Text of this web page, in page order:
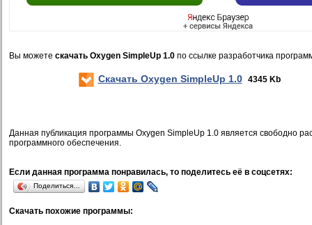
Вы можете скачать Oxygen SimpleUp 1.0 по ссылке разработчика
Скачать Oxygen SimpleUp 1.0 4345 Kb
Данная публикация программы Oxygen SimpleUp 1.0 является свободно
программного обеспечения.
Если данная программа понравилась, то поделитесь её в соцсетях:
Поделиться…
Скачать похожие программы: